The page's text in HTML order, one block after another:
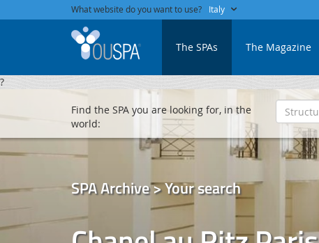
What website do you want to use? Italy
The SPAs The Magazine
?
SPA Archive > Your search
Find the SPA you are looking for, in the
world: